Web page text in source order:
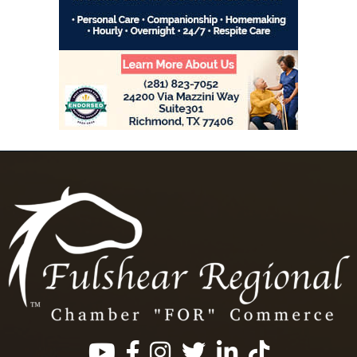
Facebook
InstagramTwitterLinkedInhttps://